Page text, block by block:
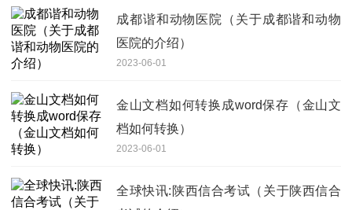
成都谐和动物医院（关于成都谐和动物
医院的介绍）
2023-06-01
金山文档如何转换成word保存（金山文
档如何转换）
2023-06-01
全球快讯:陕西信合考试（关于陕西信合